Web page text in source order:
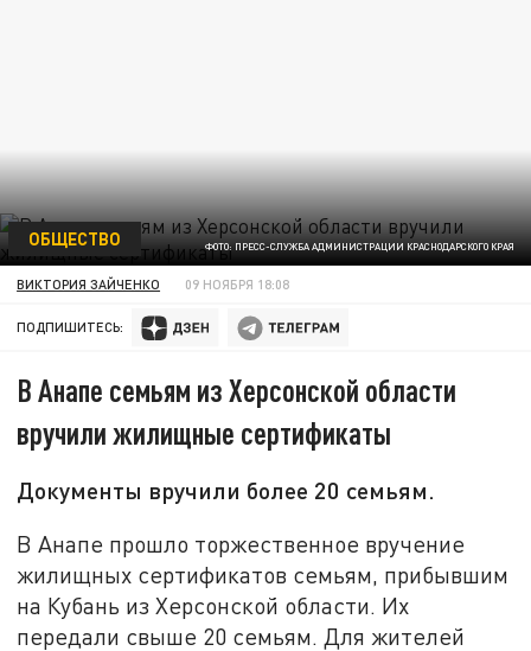
ФОТО: ПРЕСС-СЛУЖБА АДМИНИСТРАЦИИ КРАСНОДАРСКОГО КРАЯ
ОБЩЕСТВО
ВИКТОРИЯ ЗАЙЧЕНКО 09 НОЯБРЯ 18:08
ПОДПИШИТЕСЬ:
В Анапе семьям из Херсонской области
вручили жилищные сертификаты
Документы вручили более 20 семьям.
В Анапе прошло торжественное вручение
жилищных сертификатов семьям, прибывшим
на Кубань из Херсонской области. Их
передали свыше 20 семьям. Для жителей